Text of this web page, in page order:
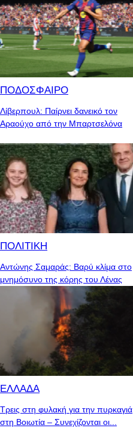
ΠΟΔΟΣΦΑΙΡΟ
Λίβερπουλ: Παίρνει δανεικό τον
Αραούχο από την Μπαρτσελόνα
ΠΟΛΙΤΙΚΗ
Αντώνης Σαμαράς: Βαρύ κλίμα στο
μνημόσυνο της κόρης του Λένας
ΕΛΛΑΔΑ
Τρεις στη φυλακή για την πυρκαγιά
στη Βοιωτία – Συνεχίζονται οι...